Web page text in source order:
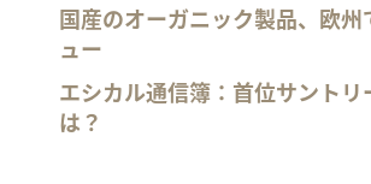
国産のオーガニック製品、欧州
ュー
エシカル通信簿：首位サントリ
は？